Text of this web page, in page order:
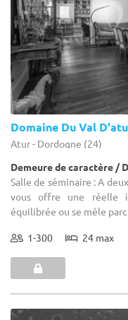
Domaine Du Val
Atur - Dordogne (24)
Demeure de caractère /
Salle de séminaire : A
vous offre une réelle
équilibrée ou se mêle
1-300 24 max